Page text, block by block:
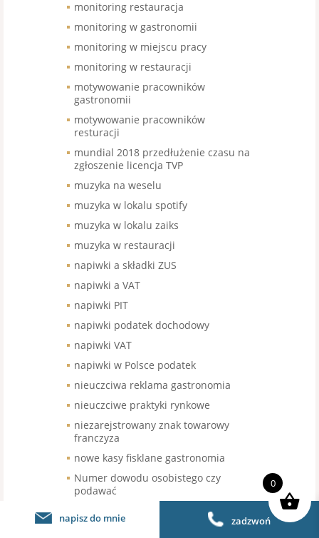
monitoring restauracja
monitoring w gastronomii
monitoring w miejscu pracy
monitoring w restauracji
motywowanie pracowników
gastronomii
motywowanie pracowników
resturacji
mundial 2018 przedłużenie czasu na
zgłoszenie licencja TVP
muzyka na weselu
muzyka w lokalu spotify
muzyka w lokalu zaiks
muzyka w restauracji
napiwki a składki ZUS
napiwki a VAT
napiwki PIT
napiwki podatek dochodowy
napiwki VAT
napiwki w Polsce podatek
nieuczciwa reklama gastronomia
nieuczciwe praktyki rynkowe
niezarejstrowany znak towarowy
franczyza
nowe kasy fisklane gastronomia
Numer dowodu osobistego czy
podawać
obiad dla medyka darowizna
obiad dla medyka jak zorganizować
napisz do mnie zadzwoń
0